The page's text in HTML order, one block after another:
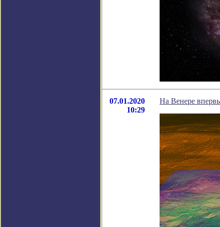
07.01.2020
10:29
На Венере